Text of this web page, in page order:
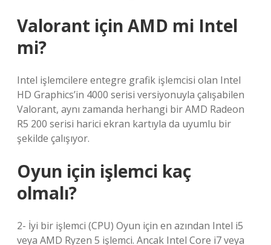
Valorant için AMD mi Intel
mi?
Intel işlemcilere entegre grafik işlemcisi olan Intel
HD Graphics’in 4000 serisi versiyonuyla çalışabilen
Valorant, aynı zamanda herhangi bir AMD Radeon
R5 200 serisi harici ekran kartıyla da uyumlu bir
şekilde çalışıyor.
Oyun için işlemci kaç
olmalı?
2- İyi bir işlemci (CPU) Oyun için en azından Intel i5
veya AMD Ryzen 5 işlemci. Ancak Intel Core i7 veya